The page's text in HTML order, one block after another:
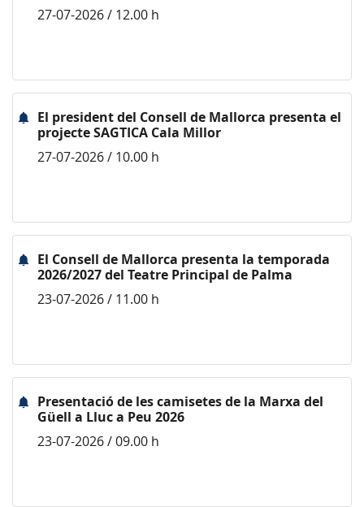
27-07-2026 / 12.00 h
El president del Consell de Mallorca presenta el
projecte SAGTICA Cala Millor
27-07-2026 / 10.00 h
El Consell de Mallorca presenta la temporada
2026/2027 del Teatre Principal de Palma
23-07-2026 / 11.00 h
Presentació de les camisetes de la Marxa del
Güell a Lluc a Peu 2026
23-07-2026 / 09.00 h